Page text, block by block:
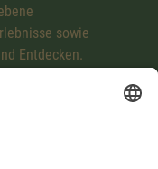
sowie
Entdecken.